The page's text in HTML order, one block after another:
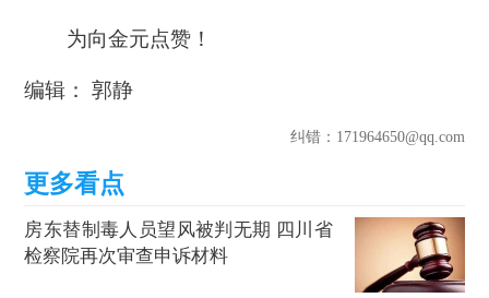
为向金元点赞！
编辑： 郭静
纠错：171964650@qq.com
房东替制毒人员望风被判无期 四川省
检察院再次审查申诉材料